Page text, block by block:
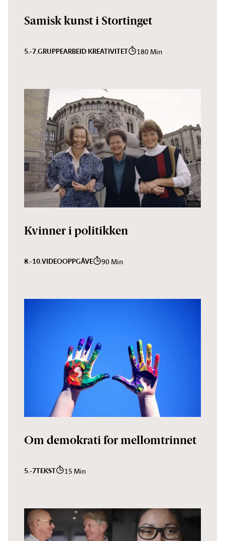
Samisk kunst i Stortinget
5.-7.GRUPPEARBEID KREATIVITET 180 Min
Kvinner i politikken
8.-10.VIDEOOPPGÅVE 90 Min
Om demokrati for mellomtrinnet
5.-7TEKST 15 Min